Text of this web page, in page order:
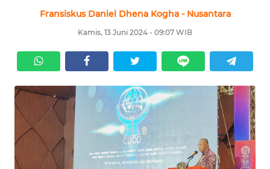
Fransiskus Daniel Dhena Kogha - Nusantara
Kamis, 13 Juni 2024 - 09:07 WIB
SERBI
LABUAN
BAJO
OPINI
Informasi